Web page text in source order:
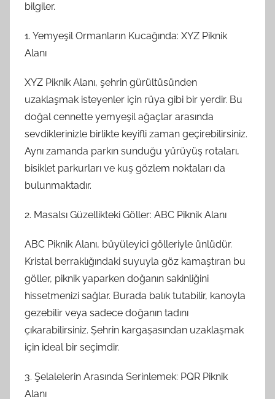
bilgiler.
1. Yemyeşil Ormanların Kucağında: XYZ Piknik
Alanı
XYZ Piknik Alanı, şehrin gürültüsünden
uzaklaşmak isteyenler için rüya gibi bir yerdir. Bu
doğal cennette yemyeşil ağaçlar arasında
sevdiklerinizle birlikte keyifli zaman geçirebilirsiniz.
Aynı zamanda parkın sunduğu yürüyüş rotaları,
bisiklet parkurları ve kuş gözlem noktaları da
bulunmaktadır.
2. Masalsı Güzellikteki Göller: ABC Piknik Alanı
ABC Piknik Alanı, büyüleyici gölleriyle ünlüdür.
Kristal berraklığındaki suyuyla göz kamaştıran bu
göller, piknik yaparken doğanın sakinliğini
hissetmenizi sağlar. Burada balık tutabilir, kanoyla
gezebilir veya sadece doğanın tadını
çıkarabilirsiniz. Şehrin kargaşasından uzaklaşmak
için ideal bir seçimdir.
3. Şelalelerin Arasında Serinlemek: PQR Piknik
Alanı